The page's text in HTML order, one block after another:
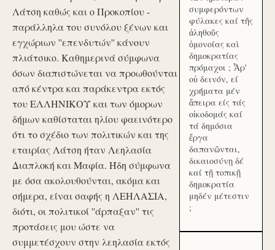
Λάτση καθώς και ο Προκοπίου -
παράλληλα του συνόλου ξένων και
εγχώριων ''επενδυτών'' κάνουν
πλιάτσικο. Καθημερινά σύμφωνα
όσων διαπιστώνεται να προωθούνται
από κέντρα και παράκεντρα εκτός
του ΕΛΛΗΝΙΚΟΥ και των όμορων
δήμων καθίσταται ηλίου φαεινότερο
ότι το σχέδιο των πολιτικών και της
εταιρίας Λάτση ήταν Λεηλασία
Διαπλοκή και Μαφία. Ήδη σύμφωνα
με όσα ακολουθούνται, ακόμα και
σήμερα, είναι σαφής η ΛΕΗΛΑΣΙΑ,
διότι, οι πολιτικοί ''άρπαξαν'' τις
προτάσεις μου ώστε να
συμμετέσχουν στην λεηλασία εκτός
συμφερόντων
φύλακες καί τῆς
ἀληθοῦς
ὁμονοίας καὶ
δημοκρατίας
πρόμαχοι ; Ἆρ'
οὐ δεινόν, εί
χρήματα μέν
ἄπειρα είς τάς
οἰκοδομάς καί
τά δημόσια
ἔργα
δαπανῶνται,
δικαιοσύνῃ δέ
καί τῇ τοπικῇ
δημοκρατία
μηδέν μέτεστιν
;